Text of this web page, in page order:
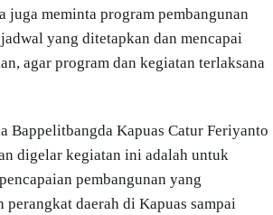
juga meminta program pembangunan
yang ditetapkan dan mencapai
agar program dan kegiatan terlaksana
Bappelitbangda Kapuas Catur Feriyanto
digelar kegiatan ini adalah untuk
pembangunan yang
daerah di Kapuas sampai